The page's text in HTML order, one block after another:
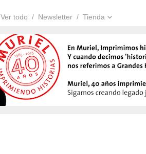
Ver todo Newsletter Tienda